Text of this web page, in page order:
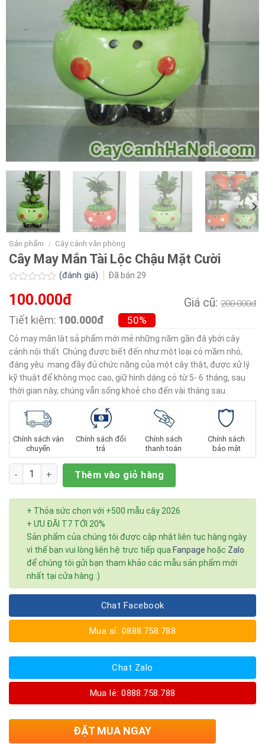
Sản phẩm / Cây cảnh văn phòng
Cây May Mắn Tài Lộc Chậu Mặt Cười
xếp
0.0
sao
(đánh giá) Đã bán 29
100.000đ Giá cũ: 200.000đ
Tiết kiệm: 100.000đ 50%
Cỏ may mắn làt sả phẩm mới mẻ những năm gần đâ ybởi cây
cảnh nội thất. Chúng được biết đến như một loại cỏ mầm nhỏ,
đáng yêu mang đầy đủ chức năng của một cây thật, được xử lý
kỹ thuật để không mọc cao, giữ hình dáng cỏ từ 5- 6 tháng, sau
thời gian này, chúng vẫn sống khoẻ cho đến vài tháng sau.
Chính sách vận
chuyển
Chính sách đổi
trả
Chính sách
thanh toán
Chính sách
bảo mật
Số lượng Thêm vào giỏ hàng
+ Thỏa sức chọn với +500 mẫu cây 2026
+ ƯU ĐÃI T7 TỚI 20%
Sản phẩm của chúng tôi được cập nhật liên tục hàng ngày
vì thế bạn vui lòng liên hệ trực tiếp qua Fanpage hoặc Zalo
để chúng tôi gửi bạn tham khảo các mẫu sản phẩm mới
nhất tại cửa hàng :)
Chat Facebook
Mua sỉ: 0888.758.788
Chat Zalo
Mua lẻ: 0888.758.788
ĐẶT MUA NGAY